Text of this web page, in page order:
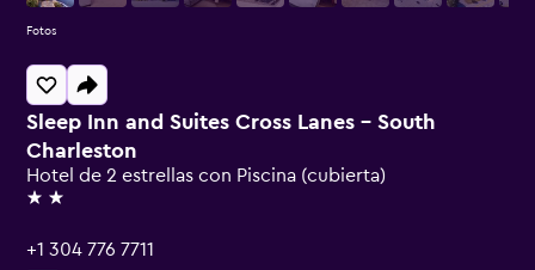
Sleep Inn and Suites Cross Lanes - South
Charleston
Hotel de 2 estrellas con Piscina (cubierta)
2 estrellas
+1 304 776 7711
Fotos